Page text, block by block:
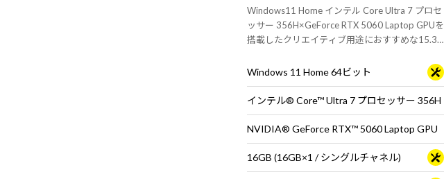
Windows11 Home インテル Core Ultra 7 プロセ
ッサー 356H×GeForce RTX 5060 Laptop GPUを
搭載したクリエイティブ用途におすすめな15.3
Windows 11 Home 64ビット
インテル® Core™ Ultra 7 プロセッサー 356H
NVIDIA® GeForce RTX™ 5060 Laptop GPU
16GB (16GB×1 / シングルチャネル)